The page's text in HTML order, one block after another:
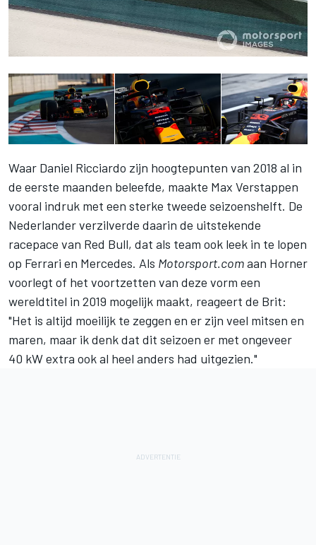
Waar Daniel Ricciardo zijn hoogtepunten van 2018 al in
de eerste maanden beleefde, maakte Max Verstappen
vooral indruk met een sterke tweede seizoenshelft. De
Nederlander verzilverde daarin de uitstekende
racepace van Red Bull, dat als team ook leek in te lopen
op Ferrari en Mercedes. Als Motorsport.comaan Horner
voorlegt of het voortzetten van deze vorm een
wereldtitel in 2019 mogelijk maakt, reageert de Brit:
"Het is altijd moeilijk te zeggen en er zijn veel mitsen en
maren, maar ik denk dat dit seizoen er met ongeveer
40 kW extra ook al heel anders had uitgezien."